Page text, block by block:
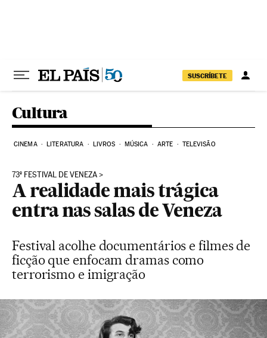
SUSCRÍBETE
Cultura
CINEMA LITERATURA LIVROS MÚSICA ARTE TELEVISÃO
73º FESTIVAL DE VENEZA
A realidade mais trágica
entra nas salas de Veneza
Festival acolhe documentários e filmes de
ficção que enfocam dramas como
terrorismo e imigração